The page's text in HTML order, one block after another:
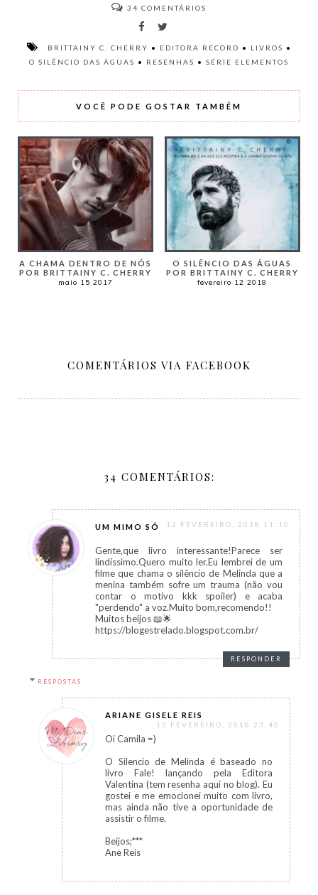
34 COMENTÁRIOS
BRITTAINY C. CHERRY • EDITORA RECORD • LIVROS •
O SILÊNCIO DAS ÁGUAS • RESENHAS • SÉRIE ELEMENTOS
VOCÊ PODE GOSTAR TAMBÉM
A CHAMA DENTRO DE NÓS
POR BRITTAINY C. CHERRY
maio 15 2017
O SILÊNCIO DAS ÁGUAS
POR BRITTAINY C. CHERRY
fevereiro 12 2018
COMENTÁRIOS VIA FACEBOOK
34 COMENTÁRIOS:
UM MIMO SÓ 12 FEVEREIRO, 2018 11:10
Gente,que livro interessante!Parece ser
lindíssimo.Quero muito ler.Eu lembrei de um
filme que chama o silêncio de Melinda que a
menina também sofre um trauma (não vou
contar o motivo kkk spoiler) e acaba
"perdendo" a voz.Muito bom,recomendo!!
Muitos beijos 📖🌟
https://blogestrelado.blogspot.com.br/
RESPONDER
RESPOSTAS
ARIANE GISELE REIS
12 FEVEREIRO, 2018 23:40
Oi Camila =)
O Silencio de Melinda é baseado no
livro Fale! lançando pela Editora
Valentina (tem resenha aqui no blog). Eu
gostei e me emocionei muito com livro,
mas ainda não tive a oportunidade de
assistir o filme.
Beijos;***
Ane Reis